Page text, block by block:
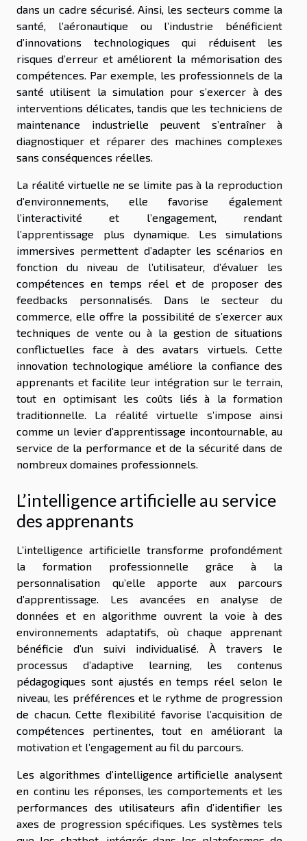
dans un cadre sécurisé. Ainsi, les secteurs comme la
santé, l’aéronautique ou l’industrie bénéficient
d’innovations technologiques qui réduisent les
risques d’erreur et améliorent la mémorisation des
compétences. Par exemple, les professionnels de la
santé utilisent la simulation pour s’exercer à des
interventions délicates, tandis que les techniciens de
maintenance industrielle peuvent s’entraîner à
diagnostiquer et réparer des machines complexes
sans conséquences réelles.
La réalité virtuelle ne se limite pas à la reproduction
d’environnements, elle favorise également
l’interactivité et l’engagement, rendant
l’apprentissage plus dynamique. Les simulations
immersives permettent d’adapter les scénarios en
fonction du niveau de l’utilisateur, d’évaluer les
compétences en temps réel et de proposer des
feedbacks personnalisés. Dans le secteur du
commerce, elle offre la possibilité de s’exercer aux
techniques de vente ou à la gestion de situations
conflictuelles face à des avatars virtuels. Cette
innovation technologique améliore la confiance des
apprenants et facilite leur intégration sur le terrain,
tout en optimisant les coûts liés à la formation
traditionnelle. La réalité virtuelle s’impose ainsi
comme un levier d’apprentissage incontournable, au
service de la performance et de la sécurité dans de
nombreux domaines professionnels.
L’intelligence artificielle au service
des apprenants
L’intelligence artificielle transforme profondément
la formation professionnelle grâce à la
personnalisation qu’elle apporte aux parcours
d’apprentissage. Les avancées en analyse de
données et en algorithme ouvrent la voie à des
environnements adaptatifs, où chaque apprenant
bénéficie d’un suivi individualisé. À travers le
processus d’adaptive learning, les contenus
pédagogiques sont ajustés en temps réel selon le
niveau, les préférences et le rythme de progression
de chacun. Cette flexibilité favorise l’acquisition de
compétences pertinentes, tout en améliorant la
motivation et l’engagement au fil du parcours.
Les algorithmes d’intelligence artificielle analysent
en continu les réponses, les comportements et les
performances des utilisateurs afin d’identifier les
axes de progression spécifiques. Les systèmes tels